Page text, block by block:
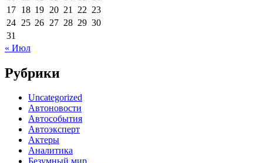
17 18 19 20 21 22 23
24 25 26 27 28 29 30
31
« Июл
Рубрики
Uncategorized
Автоновости
Автособытия
Автоэксперт
Актеры
Аналитика